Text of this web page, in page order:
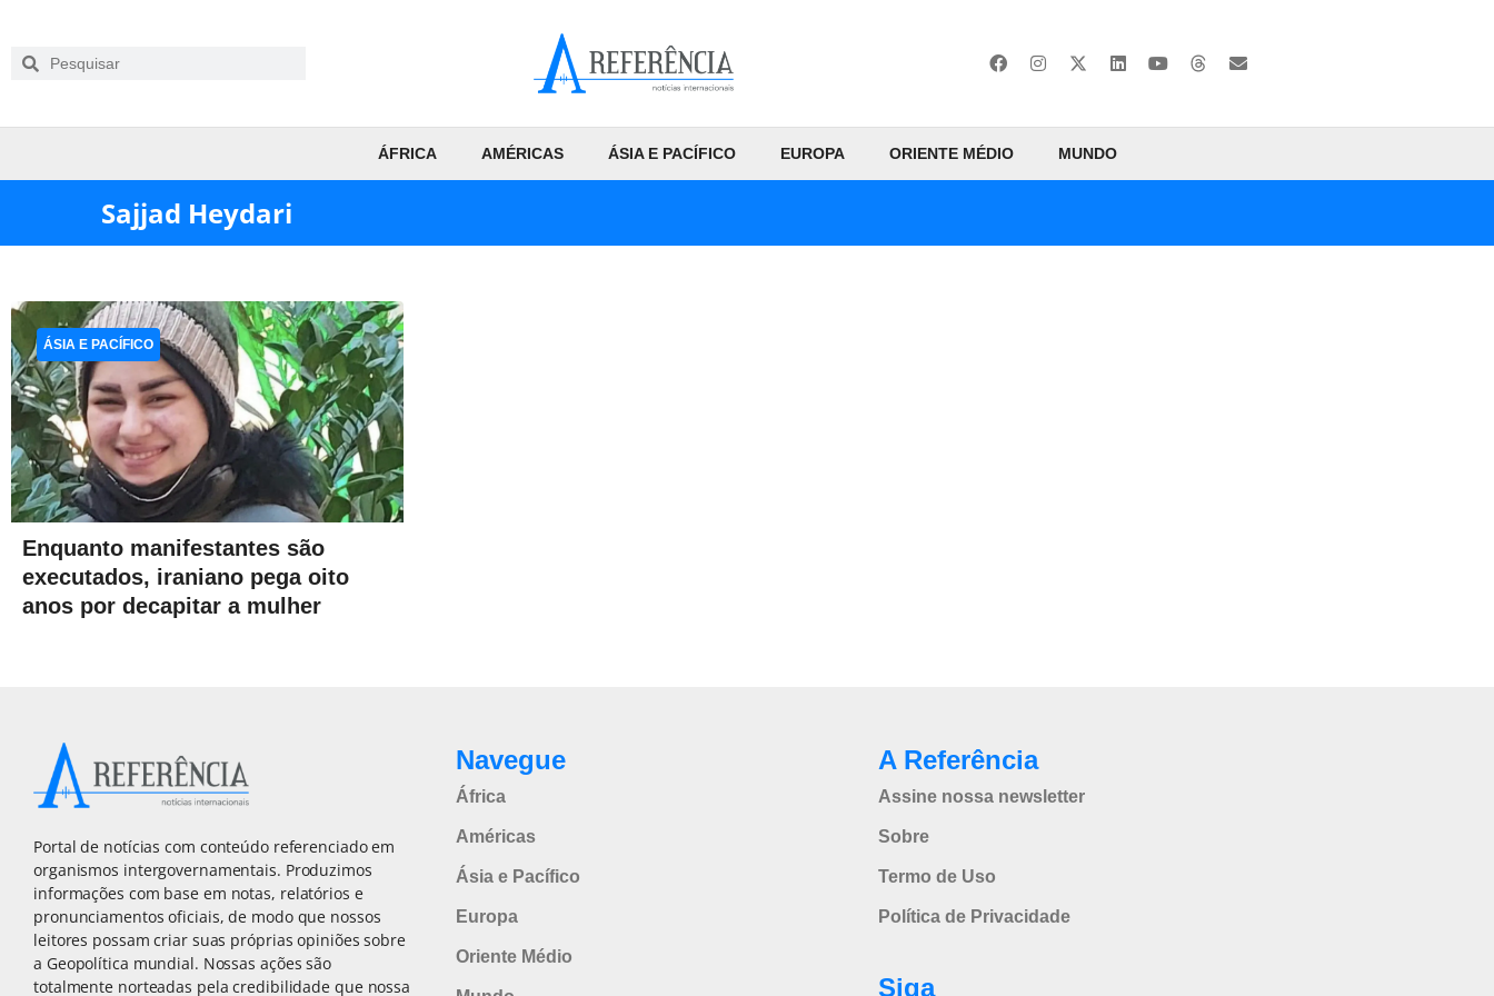
ÁFRICA AMÉRICAS ÁSIA E PACÍFICO EUROPA ORIENTE MÉDIO MUNDO
Sajjad Heydari
Enquanto manifestantes são
executados, iraniano pega oito
anos por decapitar a mulher
ÁSIA E PACÍFICO
Portal de notícias com conteúdo referenciado em
organismos intergovernamentais. Produzimos
informações com base em notas, relatórios e
pronunciamentos oficiais, de modo que nossos
leitores possam criar suas próprias opiniões sobre
a Geopolítica mundial. Nossas ações são
totalmente norteadas pela credibilidade que nossa
Navegue
África
Américas
Ásia e Pacífico
Europa
Oriente Médio
A Referência
Assine nossa newsletter
Sobre
Termo de Uso
Política de Privacidade
Siga